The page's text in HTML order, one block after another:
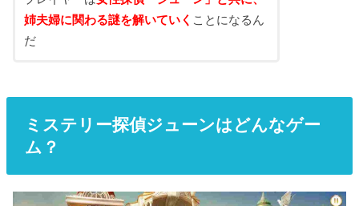
姉夫婦に関わる謎を解いていく ことになるん
だ
ミステリー探偵ジューンはどんなゲー
ム？